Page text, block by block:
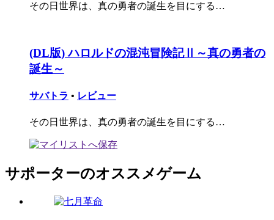
その日世界は、真の勇者の誕生を目にする…
(DL版) ハロルドの混沌冒険記Ⅱ～真の勇者の
誕生～
サバトラ • レビュー
その日世界は、真の勇者の誕生を目にする…
サポーターのオススメゲーム